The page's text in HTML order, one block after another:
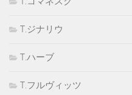
T.ジナリウ
T.ハーブ
T.フルヴィッツ